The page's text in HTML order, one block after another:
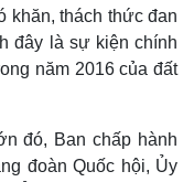
khăn, thách thức đan
đây là sự kiện chính
năm 2016 của đất
đó, Ban chấp hành
đoàn Quốc hội, Ủy